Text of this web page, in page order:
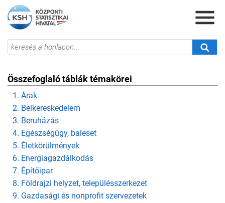
Összefoglaló táblák témakörei
1. Árak
2. Belkereskedelem
3. Beruházás
4. Egészségügy, baleset
5. Életkörülmények
6. Energiagazdálkodás
7. Építőipar
8. Földrajzi helyzet, településszerkezet
9. Gazdasági és nonprofit szervezetek